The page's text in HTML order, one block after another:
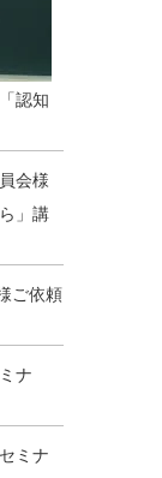
認知
会様
」講
ご依頼
ナ
ミナ